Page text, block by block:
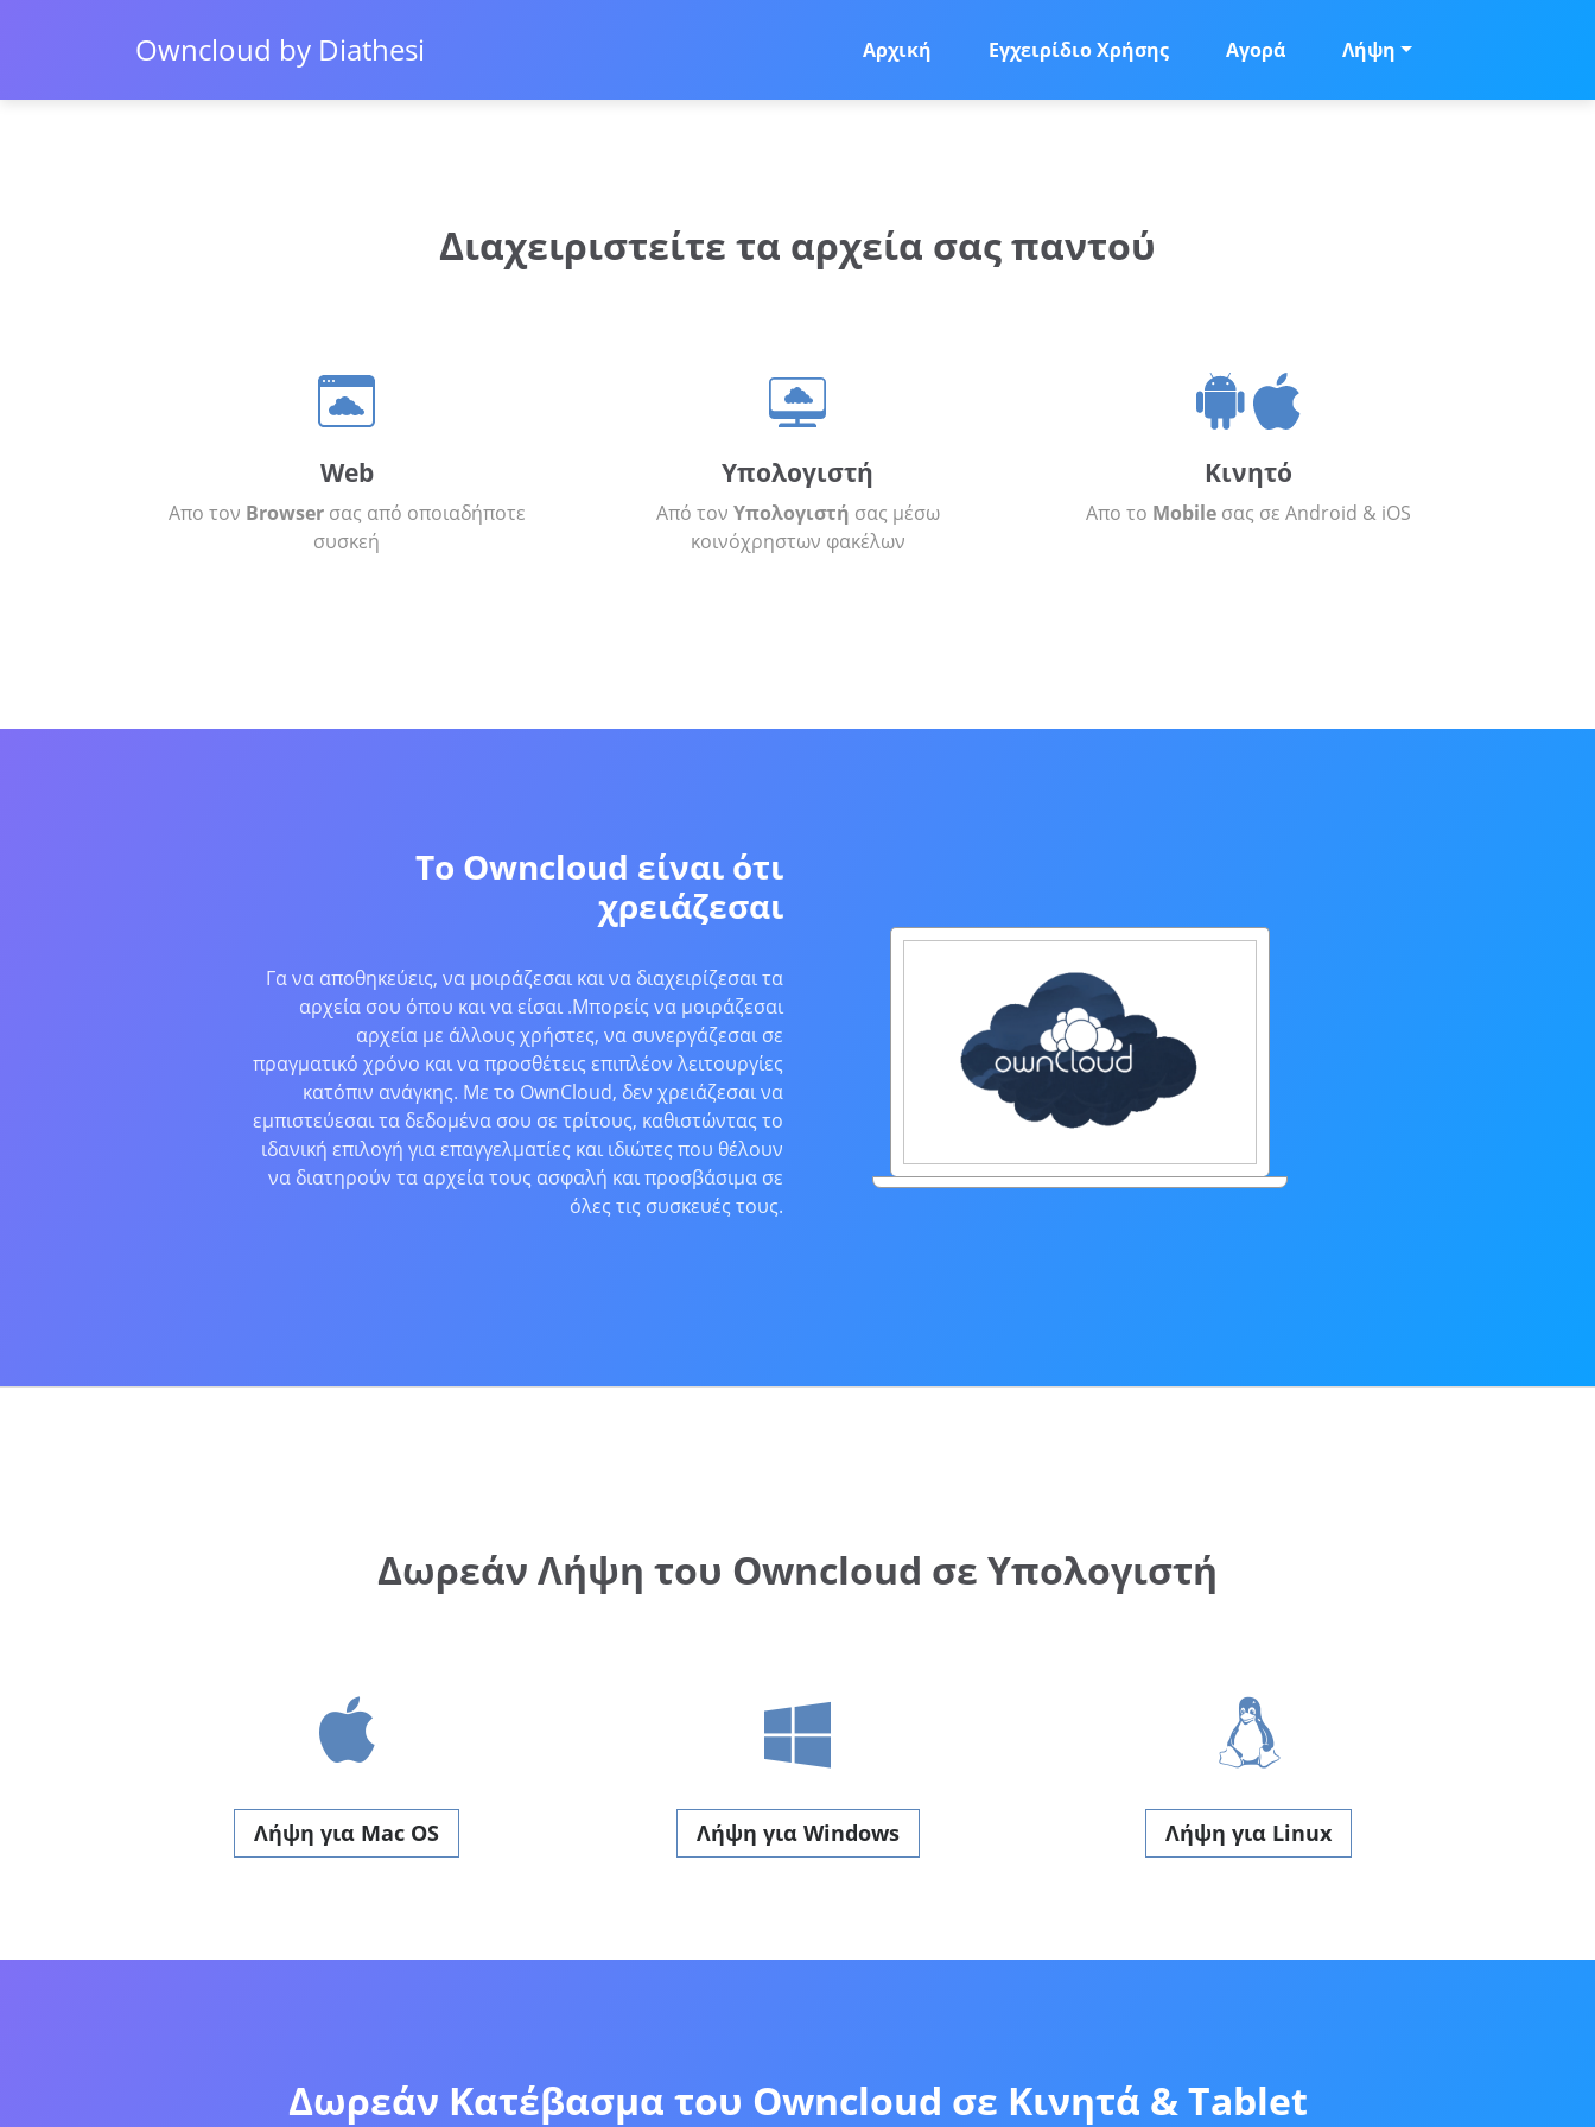
Owncloud by Diathesi Αρχική Εγχειρίδιο Χρήσης Αγορά Λήψη
Διαχειριστείτε τα αρχεία σας παντού
Web
Απο τον Browser σας από οποιαδήποτε
συσκεή
Υπολογιστή
Από τον Υπολογιστή σας μέσω
κοινόχρηστων φακέλων
Κινητό
Απο το Mobile σας σε Android & iOS
Το Owncloud είναι ότι
χρειάζεσαι
Γα να αποθηκεύεις, να μοιράζεσαι και να διαχειρίζεσαι τα
αρχεία σου όπου και να είσαι .Μπορείς να μοιράζεσαι
αρχεία με άλλους χρήστες, να συνεργάζεσαι σε
πραγματικό χρόνο και να προσθέτεις επιπλέον λειτουργίες
κατόπιν ανάγκης. Με το OwnCloud, δεν χρειάζεσαι να
εμπιστεύεσαι τα δεδομένα σου σε τρίτους, καθιστώντας το
ιδανική επιλογή για επαγγελματίες και ιδιώτες που θέλουν
να διατηρούν τα αρχεία τους ασφαλή και προσβάσιμα σε
όλες τις συσκευές τους.
Δωρεάν Λήψη του Owncloud σε Υπολογιστή
Λήψη για Mac OS Λήψη για Windows Λήψη για Linux
Δωρεάν Κατέβασμα του Owncloud σε Κινητά & Tablet